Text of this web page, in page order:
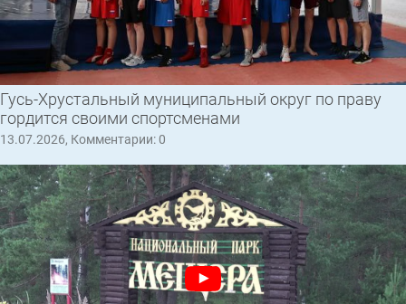
Гусь-Хрустальный муниципальный округ по праву
гордится своими спортсменами
13.07.2026, Комментарии: 0